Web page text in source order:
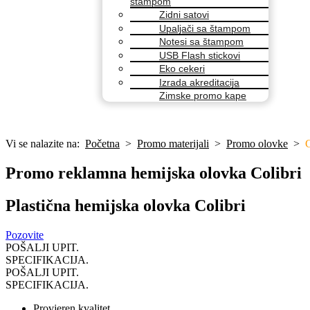
Zidni satovi
Upaljači sa štampom
Notesi sa štampom
USB Flash stickovi
Eko cekeri
Izrada akreditacija
Zimske promo kape
Vi se nalazite na: Početna > Promo materijali > Promo olovke >
Promo reklamna hemijska olovka Colibri
Plastična hemijska olovka Colibri
Pozovite
POŠALJI UPIT.
SPECIFIKACIJA.
POŠALJI UPIT.
SPECIFIKACIJA.